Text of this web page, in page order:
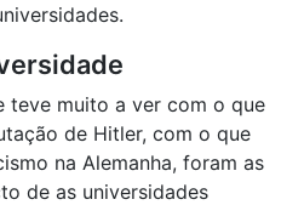
teve muito a ver com o que
de Hitler, com o que
na Alemanha, foram as
de as universidades